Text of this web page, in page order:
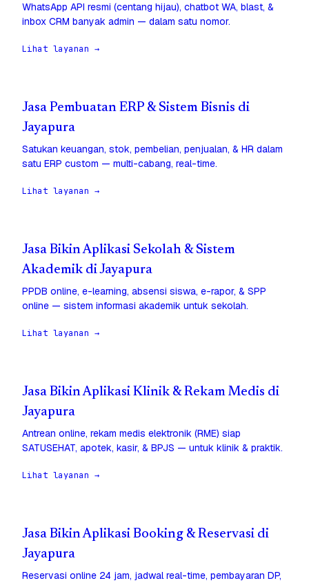
WhatsApp API resmi (centang hijau), chatbot WA, blast, &
inbox CRM banyak admin — dalam satu nomor.
Lihat layanan →
Jasa Pembuatan ERP & Sistem Bisnis di
Jayapura
Satukan keuangan, stok, pembelian, penjualan, & HR dalam
satu ERP custom — multi-cabang, real-time.
Lihat layanan →
Jasa Bikin Aplikasi Sekolah & Sistem
Akademik di Jayapura
PPDB online, e-learning, absensi siswa, e-rapor, & SPP
online — sistem informasi akademik untuk sekolah.
Lihat layanan →
Jasa Bikin Aplikasi Klinik & Rekam Medis di
Jayapura
Antrean online, rekam medis elektronik (RME) siap
SATUSEHAT, apotek, kasir, & BPJS — untuk klinik & praktik.
Lihat layanan →
Jasa Bikin Aplikasi Booking & Reservasi di
Jayapura
Reservasi online 24 jam, jadwal real-time, pembayaran DP,